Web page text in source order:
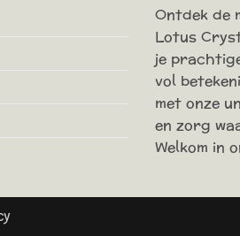
Ontdek de
Lotus
je
vol
met onze
en zorg
Welkom in